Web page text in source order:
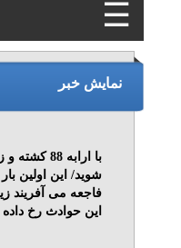
☰
نمایش خبر
با ارابه‌
شوید/ این اولین
فاجعه می آفریند
این حوادث رخ